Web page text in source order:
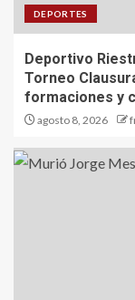
DEPORTES
Deportivo
Torneo
formaciones y
agosto 8, 2026